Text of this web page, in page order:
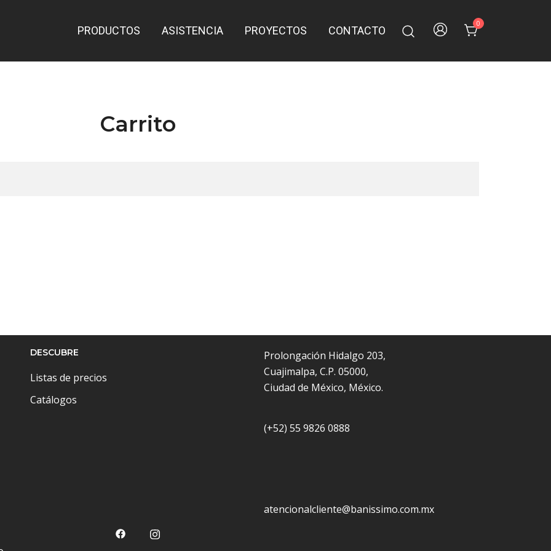
PRODUCTOS ASISTENCIA PROYECTOS CONTACTO
0
Carrito
DESCUBRE
Listas de precios
Catálogos
Prolongación Hidalgo 203,
Cuajimalpa, C.P. 05000,
Ciudad de México, México.
(+52) 55 9826 0888
atencionalcliente@banissimo.com.mx